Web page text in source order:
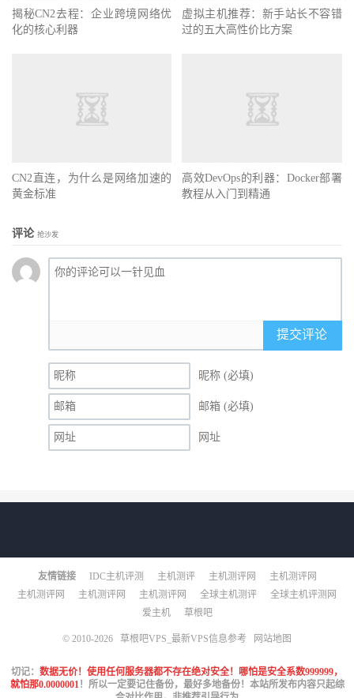
揭秘CN2去程：企业跨境网络优
化的核心利器
虚拟主机推荐：新手站长不容错
过的五大高性价比方案
CN2直连，为什么是网络加速的
黄金标准
高效DevOps的利器：Docker部署
教程从入门到精通
评论 抢沙发
提交评论
昵称 (必填)
邮箱 (必填)
网址
友情链接 IDC主机评测 主机测评 主机测评网
主机测评网
主机测评网
主机测评网 主机测评网 全球主机测评
全球主机评测网
爱主机
草根吧
© 2010-2026 草根吧VPS_最新VPS信息参考 网站地图
切记： 数据无价！使用任何服务器都不存在绝对安全！哪怕是安全系数999999，
就怕那0.0000001！所以一定要记住备份，最好多地备份！本站所发布内容只起综